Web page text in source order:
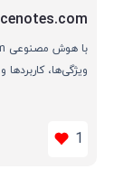
ویژگی‌ها،
1